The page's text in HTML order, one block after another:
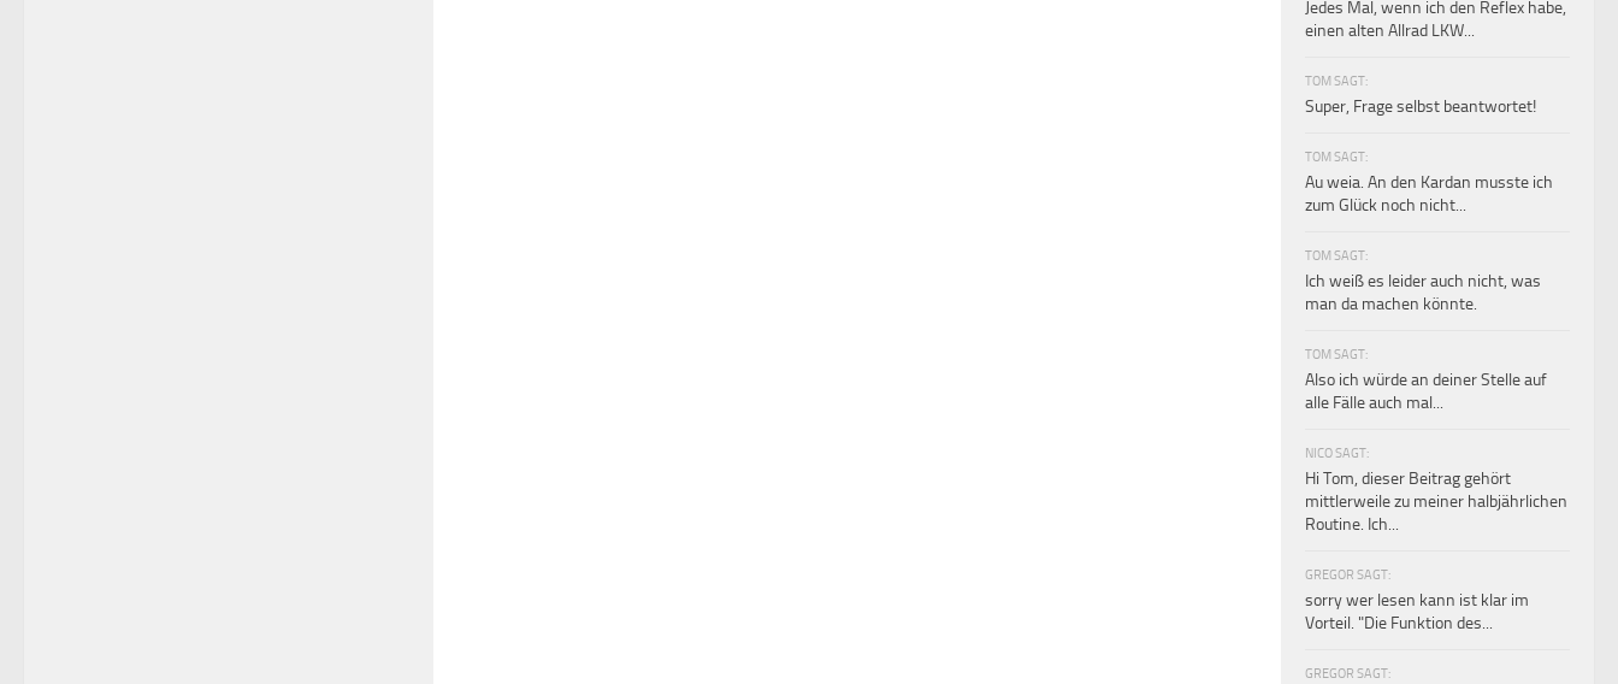
Jedes Mal, wenn ich den Reflex habe,
einen alten Allrad LKW...
TOM SAGT:
Super, Frage selbst beantwortet!
TOM SAGT:
Au weia. An den Kardan musste ich
zum Glück noch nicht...
TOM SAGT:
Ich weiß es leider auch nicht, was
man da machen könnte.
TOM SAGT:
Also ich würde an deiner Stelle auf
alle Fälle auch mal...
NICO SAGT:
Hi Tom, dieser Beitrag gehört
mittlerweile zu meiner halbjährlichen
Routine. Ich...
GREGOR SAGT:
sorry wer lesen kann ist klar im
Vorteil. "Die Funktion des...
GREGOR SAGT: